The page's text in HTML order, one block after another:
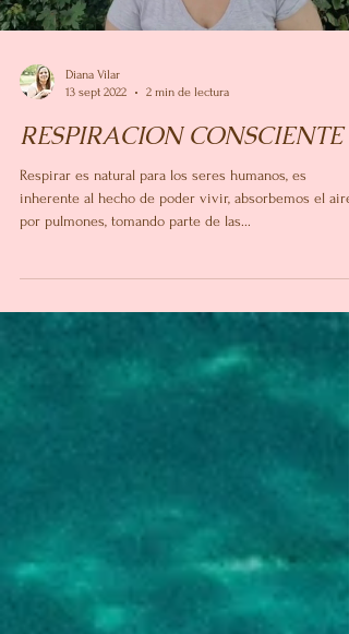
Diana Vilar
RESPIRACION CONSCIENTE
Respirar es natural para los seres humanos, es
inherente al hecho de poder vivir, absorbemos el aire,
por pulmones, tomando parte de las...